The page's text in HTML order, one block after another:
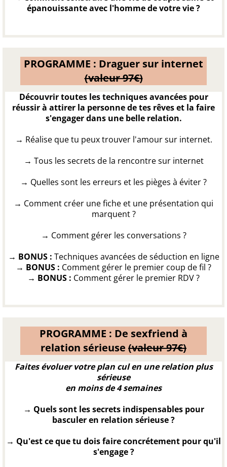
épanouissante avec l'homme de votre vie ?
PROGRAMME : Draguer sur internet
(valeur 97€)
Découvrir toutes les techniques avancées pour
réussir à attirer la personne de tes rêves et la faire
s'engager dans une belle relation.
→ Réalise que tu peux trouver l'amour sur internet.
→ Tous les secrets de la rencontre sur internet
→ Quelles sont les erreurs et les pièges à éviter ?
→ Comment créer une fiche et une présentation qui
marquent ?
→ Comment gérer les conversations ?
→ BONUS : Techniques avancées de séduction en ligne
→ ​BONUS : Comment gérer le premier coup de fil ?
→ ​BONUS : Comment gérer le premier RDV ?
PROGRAMME : De sexfriend à
relation sérieuse (valeur 97€)
Faites évoluer votre plan cul en une relation plus
sérieuse
en moins de 4 semaines
→ Quels sont les secrets indispensables pour
basculer en relation sérieuse ?
→ Qu'est ce que tu dois faire concrétement pour qu'il
s'engage ?